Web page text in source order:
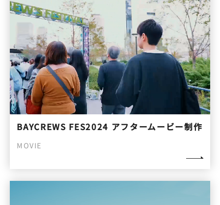
BAYCREWS FES2024 アフタームービー制作
MOVIE